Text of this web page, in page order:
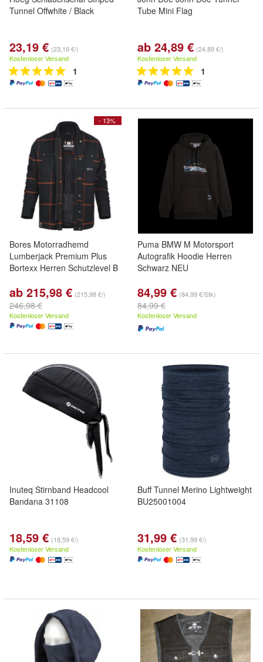
Tunnel Offwhite / Black
23,19 € (23,19 €/)
Kostenloser Versand
1
Tube Mini Flag
ab 24,89 € (24,89 €/)
Kostenloser Versand
1
- 13%
Bores Motorradhemd
Lumberjack Premium Plus
Bortexx Herren Schutzlevel B
ab 215,98 € (215,98 €/)
246,98 €
Kostenloser Versand
Puma BMW M Motorsport
Autografik Hoodie Herren
Schwarz NEU
84,99 € (84,99 €/Stk)
84,99 €
Kostenloser Versand
Inuteq Stirnband Headcool
Bandana 31108
18,59 € (18,59 €/)
Kostenloser Versand
Buff Tunnel Merino Lightweight
BU25001004
31,99 € (31,99 €/)
Kostenloser Versand